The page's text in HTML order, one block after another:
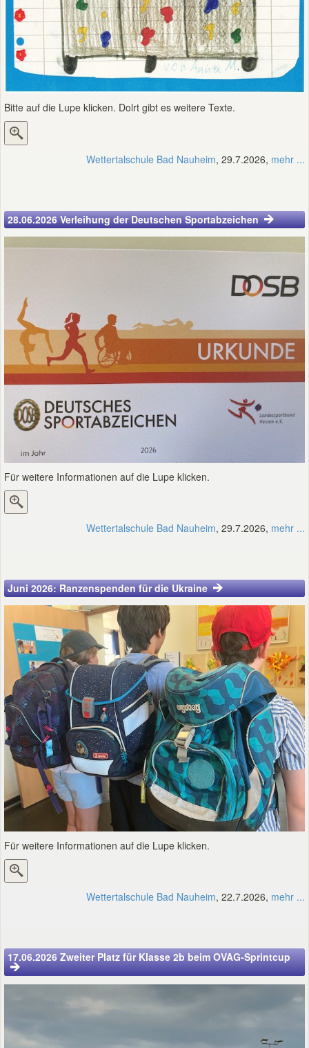
Bitte auf die Lupe klicken. Dolrt gibt es weitere Texte.
Wettertalschule Bad Nauheim, 29.7.2026, mehr ...
28.06.2026 Verleihung der Deutschen Sportabzeichen
Für weitere Informationen auf die Lupe klicken.
Wettertalschule Bad Nauheim, 29.7.2026, mehr ...
Juni 2026: Ranzenspenden für die Ukraine
Für weitere Informationen auf die Lupe klicken.
Wettertalschule Bad Nauheim, 22.7.2026, mehr ...
17.06.2026 Zweiter Platz für Klasse 2b beim OVAG-Sprintcup